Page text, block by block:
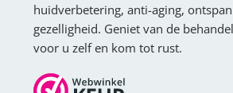
huidverbetering, anti-aging,
gezelligheid. Geniet van de
voor u zelf en kom tot rust.